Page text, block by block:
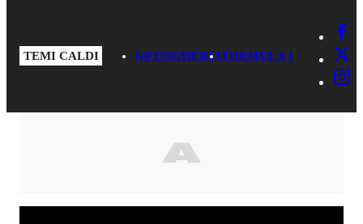
TEMI CALDI GP UNGHERIAFORMULA 1